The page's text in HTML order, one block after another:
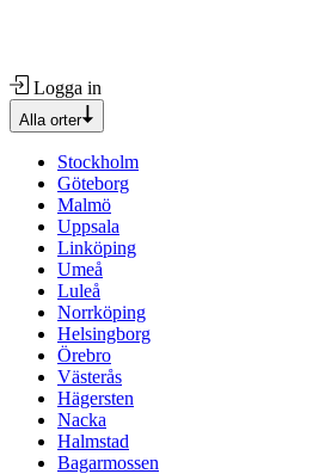
Logga in
Alla orter
Stockholm
Göteborg
Malmö
Uppsala
Linköping
Umeå
Luleå
Norrköping
Helsingborg
Örebro
Västerås
Hägersten
Nacka
Halmstad
Bagarmossen